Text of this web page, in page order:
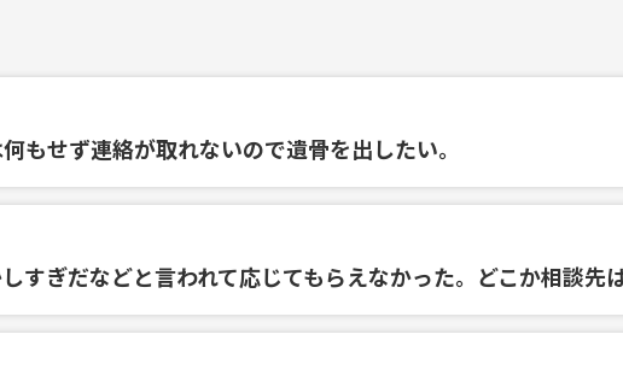
もせず連絡が取れないので遺骨を出したい。
ぎだなどと言われて応じてもらえなかった。どこか相談先